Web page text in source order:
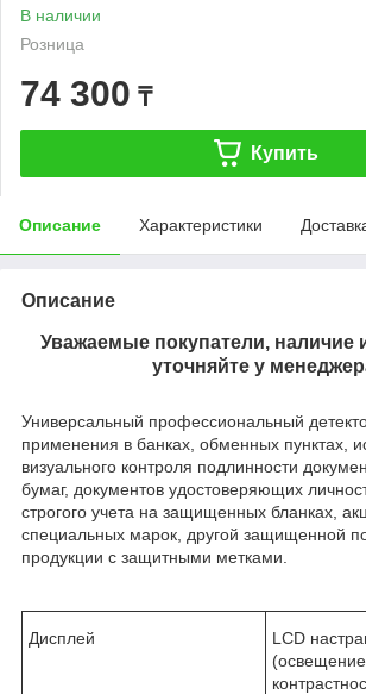
В наличии
Розница
74 300 ₸
Купить
Описание Характеристики
Описание
Уважаемые покупатели, наличие
уточняйте у
Универсальный профессиональный
применения в банках, обменных пунктах,
визуального контроля подлинности
бумаг, документов удостоверяющих
строгого учета на защищенных бланках,
специальных марок, другой защищенной
продукции с защитными метками.
Дисплей
LCD